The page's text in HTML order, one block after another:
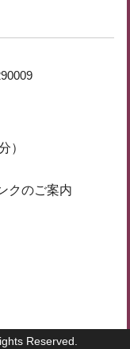
）
クのご案内
Reserved.